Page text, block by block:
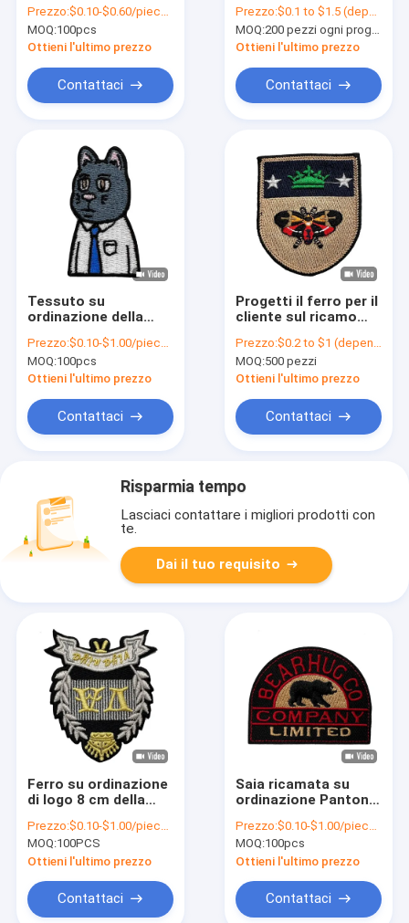
bandiera nazionale
sulle toppe ricamate
ha personalizzato
Prezzo:$0.10-$0.60/piece (depends on the design and order quantity)
MOQ:100pcs
Ottieni l'ultimo prezzo
Contattaci
toppe del tessuto
Prezzo:$0.1 to $1.5 (depends on the design and order quantity)
MOQ:200 pezzi ogni progettazione
Ottieni l'ultimo prezzo
Contattaci
Tessuto su
ordinazione della
ricamato colore
sveglio di sig. Wolf 5
con il confine del
Prezzo:$0.10-$1.00/piece (depends on the design and order quantity)
MOQ:100pcs
Ottieni l'ultimo prezzo
Contattaci
Progetti il ferro per il
cliente sul ricamo
toppa del ricamo con
il confine di Merrow
Prezzo:$0.2 to $1 (depends on the design and order quantity)
MOQ:500 pezzi
Ottieni l'ultimo prezzo
Contattaci
Risparmia tempo
Lasciaci contattare i migliori prodotti con
te.
Dai il tuo requisito
Ferro su ordinazione
di logo 8 cm della
sul tessuto di
cotone della saia del
poliestere della
toppa del ricamo
Prezzo:$0.10-$1.00/piece (depends on the design and order quantity)
MOQ:100PCS
Ottieni l'ultimo prezzo
Contattaci
Saia ricamata su
ordinazione Pantone
prova degli
strizzacervelli
lavabile
Prezzo:$0.10-$1.00/piece (depends on the design and order quantity)
MOQ:100pcs
Ottieni l'ultimo prezzo
Contattaci